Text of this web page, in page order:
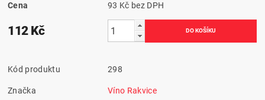
Cena 93 Kč bez DPH
112 Kč
Kód produktu 298
Značka Víno Rakvice